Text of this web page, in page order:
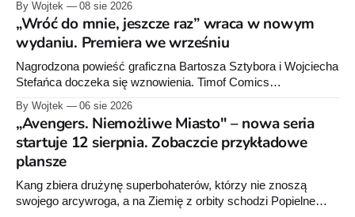
sprzedaży niemal dokładnie w dniu jego urodzin.
By Wojtek 08 sie 2026
„Wróć do mnie, jeszcze raz” wraca w nowym
wydaniu. Premiera we wrześniu
Nagrodzona powieść graficzna Bartosza Sztybora i Wojciecha
Stefańca doczeka się wznowienia. Timof Comics
raz”, którego pierwsze wydanie ukazało się w 2015 roku.
By Wojtek 06 sie 2026
„Avengers. Niemożliwe Miasto" – nowa seria
startuje 12 sierpnia. Zobaczcie przykładowe
plansze
Kang zbiera drużynę superbohaterów, którzy nie znoszą
swojego arcywroga, a na Ziemię z orbity schodzi Popielne